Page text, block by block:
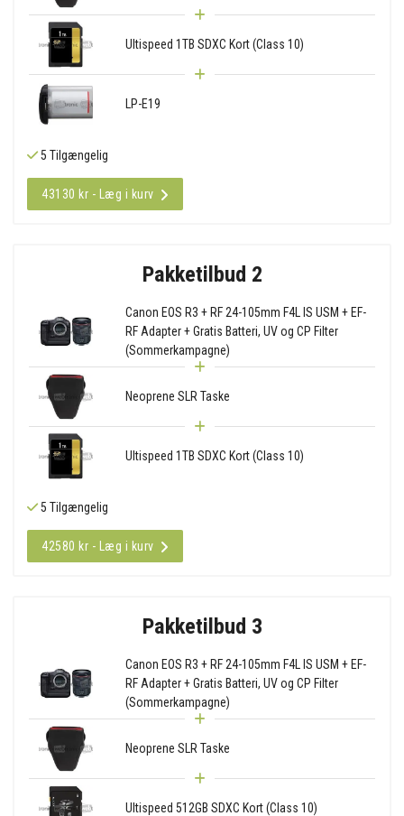
Ultispeed 1TB SDXC Kort (Class 10)
LP-E19
5 Tilgængelig
43130 kr - Læg i kurv
Pakketilbud 2
Canon EOS R3 + RF 24-105mm F4L IS USM + EF-
RF Adapter + Gratis Batteri, UV og CP Filter
(Sommerkampagne)
Neoprene SLR Taske
Ultispeed 1TB SDXC Kort (Class 10)
5 Tilgængelig
42580 kr - Læg i kurv
Pakketilbud 3
Canon EOS R3 + RF 24-105mm F4L IS USM + EF-
RF Adapter + Gratis Batteri, UV og CP Filter
(Sommerkampagne)
Neoprene SLR Taske
Ultispeed 512GB SDXC Kort (Class 10)